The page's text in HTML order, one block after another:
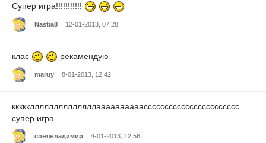
Супер игра!!!!!!!!!!!
Nastia8 12-01-2013, 07:28
клас рекамендую
maruy 8-01-2013, 12:42
кккккллллллллллллллаааааааааассссссссссссссссссссссс
супер игра
сонявладимир 4-01-2013, 12:56